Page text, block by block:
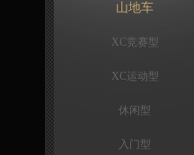
山地车
XC竞赛型
XC运动型
休闲型
入门型